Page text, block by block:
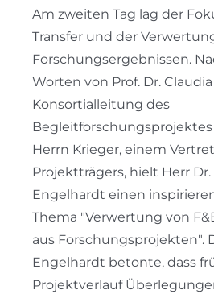
Am zweiten Tag lag der
Transfer und der
Forschungsergebnissen.
Worten von Prof. Dr.
Konsortialleitung des
Begleitforschungsprojektes
Herrn Krieger, einem
Projektträgers, hielt Herr
Engelhardt einen
Thema "Verwertung von
aus Forschungsprojekten".
Engelhardt betonte, dass
Projektverlauf